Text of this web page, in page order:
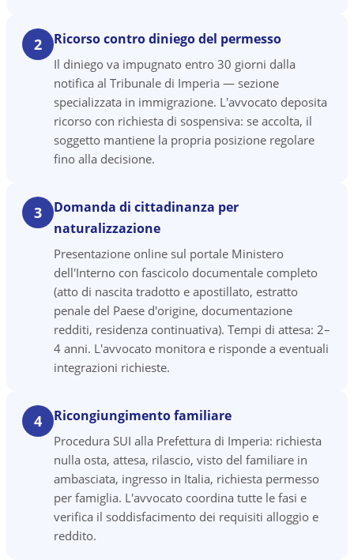
2 Ricorso contro diniego del permesso
Il diniego va impugnato entro 30 giorni dalla
notifica al Tribunale di Imperia — sezione
specializzata in immigrazione. L'avvocato deposita
ricorso con richiesta di sospensiva: se accolta, il
soggetto mantiene la propria posizione regolare
fino alla decisione.
3
Domanda di cittadinanza per
naturalizzazione
Presentazione online sul portale Ministero
dell'Interno con fascicolo documentale completo
(atto di nascita tradotto e apostillato, estratto
penale del Paese d'origine, documentazione
redditi, residenza continuativa). Tempi di attesa: 2–
4 anni. L'avvocato monitora e risponde a eventuali
integrazioni richieste.
4 Ricongiungimento familiare
Procedura SUI alla Prefettura di Imperia: richiesta
nulla osta, attesa, rilascio, visto del familiare in
ambasciata, ingresso in Italia, richiesta permesso
per famiglia. L'avvocato coordina tutte le fasi e
verifica il soddisfacimento dei requisiti alloggio e
reddito.